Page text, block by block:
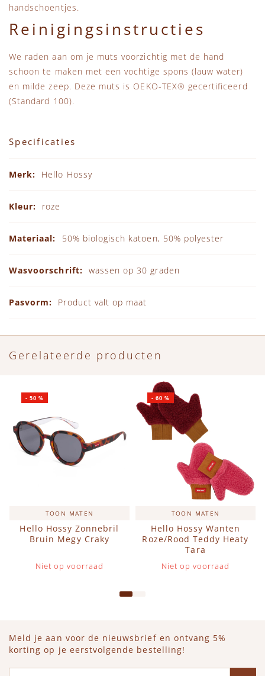
handschoentjes.
Reinigingsinstructies
We raden aan om je muts voorzichtig met de hand
schoon te maken met een vochtige spons (lauw water)
en milde zeep. Deze muts is OEKO-TEX® gecertificeerd
(Standard 100).
Specificaties
Hello Hossy
roze
50% biologisch katoen, 50% polyester
wassen op 30 graden
Product valt op maat
Gerelateerde producten
TOON MATEN
Hello Hossy Zonnebril
Bruin Megy Craky
Niet op voorraad
-50 %
TOON MATEN
Hello Hossy Wanten
Roze/Rood Teddy Heaty
Tara
Niet op voorraad
-60 %
Meld je aan voor de nieuwsbrief en ontvang 5%
korting op je eerstvolgende bestelling!